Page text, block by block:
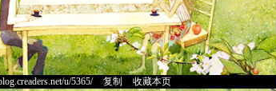
u/5365/> 复制 收藏本页